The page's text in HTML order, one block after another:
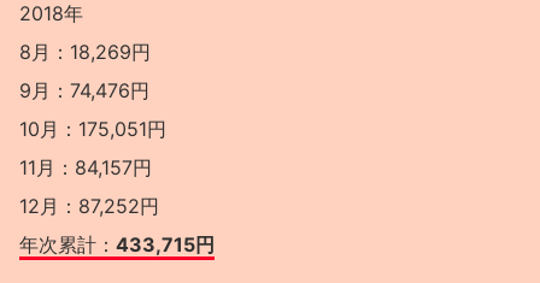
2018年
8月：18,269円
9月：74,476円
10月：175,051円
11月：84,157円
12月：87,252円
年次累計： 433,715円